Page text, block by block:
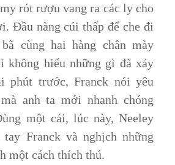
rót rượu vang ra các ly cho
Đầu nàng cúi thấp để che đi
cùng hai hàng chân mày
không hiểu những gì đã xảy
phút trước, Franck nói yêu
anh ta mới nhanh chóng
một cái, lúc này, Neeley
tay Franck và nghịch những
một cách thích thú.